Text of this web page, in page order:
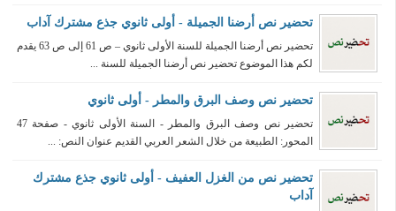
تحضير نص أرضنا الجميلة - أولى ثانوي جذع مشترك آداب
تحضير نص أرضنا الجميلة للسنة الأولى ثانوي – ص 61 إلى ص 63 يقدم
لكم هذا الموضوع تحضير نص أرضنا الجميلة للسنة ...
تحضير نص وصف البرق والمطر - أولى ثانوي
تحضير نص وصف البرق والمطر - السنة الأولى ثانوي - صفحة 47
المحور: الطبيعة من خلال الشعر العربي القديم عنوان النص: ...
تحضير نص من الغزل العفيف - أولى ثانوي جذع مشترك
آداب